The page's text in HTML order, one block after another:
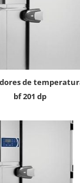
bf 201 dp